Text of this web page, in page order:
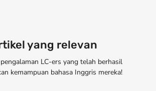
yang relevan
LC-ers yang telah berhasil
kemampuan bahasa Inggris mereka!